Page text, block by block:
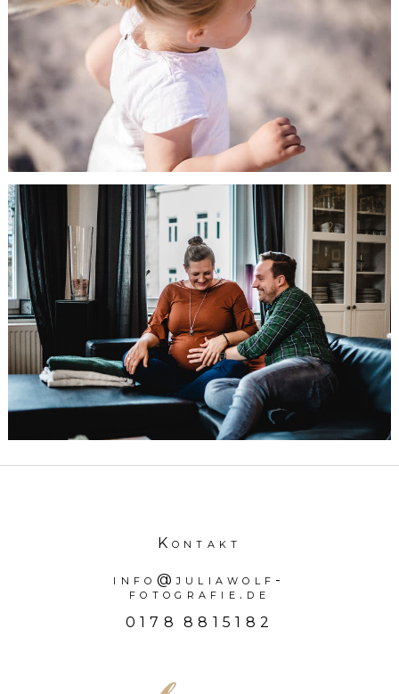
HIER GEHTS WEITER...
auf dem
Lousberg in
Aachen
HIER GEHTS WEITER...
Kontakt
info@juliawolf-
fotografie.de
0178 8815182